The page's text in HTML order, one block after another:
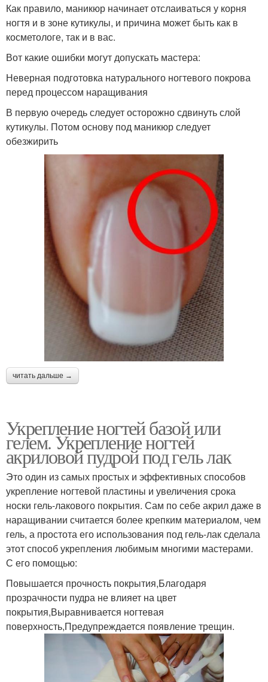
Как правило, маникюр начинает отслаиваться у корня
ногтя и в зоне кутикулы, и причина может быть как в
косметологе, так и в вас.
Вот какие ошибки могут допускать мастера:
Неверная подготовка натурального ногтевого покрова
перед процессом наращивания
В первую очередь следует осторожно сдвинуть слой
кутикулы. Потом основу под маникюр следует
обезжирить
читать дальше →
Укрепление ногтей базой или
гелем. Укрепление ногтей
акриловой пудрой под гель лак
Это один из самых простых и эффективных способов
укрепление ногтевой пластины и увеличения срока
носки гель-лакового покрытия. Сам по себе акрил даже в
наращивании считается более крепким материалом, чем
гель, а простота его использования под гель-лак сделала
этот способ укрепления любимым многими мастерами.
С его помощью:
Повышается прочность покрытия,Благодаря
прозрачности пудра не влияет на цвет
покрытия,Выравнивается ногтевая
поверхность,Предупреждается появление трещин.